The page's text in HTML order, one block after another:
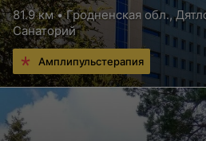
81.9 км • Гродненская обл.,
Санаторий
Амплипульстерапия